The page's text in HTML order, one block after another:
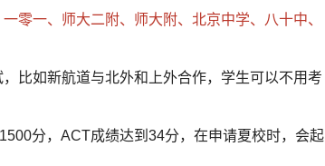
零一、师大二附、师大附、北京中学、八十中、
比如新航道与北外和上外合作，学生可以不用考
分，ACT成绩达到34分，在申请夏校时，会起